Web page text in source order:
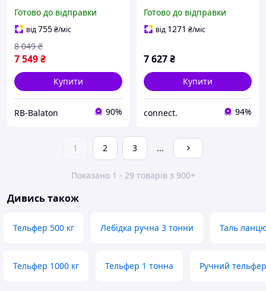
Готово до відправки
від755₴/міс
7 549₴
8 049 ₴
Купити
RB-Balaton 90%
Готово до відправки
від 1271 ₴/міс
7 627₴
Купити
connect. 94%
1 2 3 ...
Показано 1 - 29 товарів з 900+
Дивись також
Тельфер 500 кг Лебідка ручна 3 тонни Таль
Тельфер 1000 кг Тельфер 1 тонна Ручний тельфер